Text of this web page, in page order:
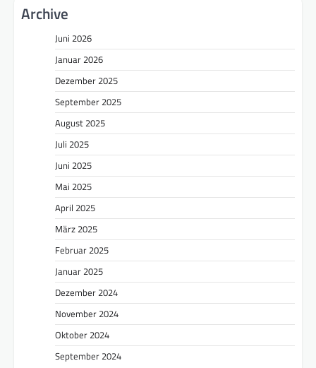
Archive
Juni 2026
Januar 2026
Dezember 2025
September 2025
August 2025
Juli 2025
Juni 2025
Mai 2025
April 2025
März 2025
Februar 2025
Januar 2025
Dezember 2024
November 2024
Oktober 2024
September 2024